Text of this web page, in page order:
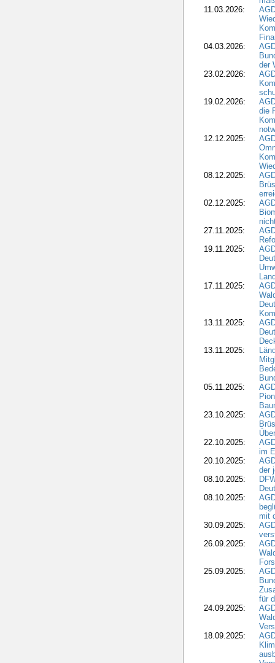
11.03.2026:
04.03.2026:
der
23.02.2026:
19.02.2026:
die
12.12.2025:
08.12.2025:
02.12.2025:
27.11.2025:
19.11.2025:
17.11.2025:
13.11.2025:
13.11.2025:
05.11.2025:
23.10.2025:
22.10.2025:
im
20.10.2025:
der
08.10.2025:
08.10.2025:
mit
30.09.2025:
26.09.2025:
25.09.2025:
für
24.09.2025:
18.09.2025: